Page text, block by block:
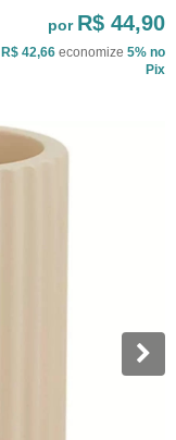
por R$ 44,90
R$ 42,66 economize 5% no
Pix